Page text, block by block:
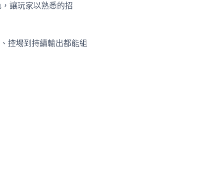
讓玩家以熟悉的招
控場到持續輸出都能組